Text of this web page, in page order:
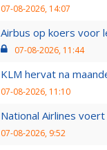
07-08-2026, 14:07
Airbus op koers voor
07-08-2026, 11:44
KLM hervat na
07-08-2026, 11:10
National Airlines
07-08-2026, 9:52